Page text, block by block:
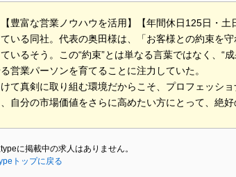
【豊富な営業ノウハウを活用】【年間休日125日・
いる同社。代表の奥田様は、「お客様との約束を
いるそう。この“約束”とは単なる言葉ではなく、“
営業パーソンを育てることに注力していた。
て真剣に取り組む環境だからこそ、プロフェッシ
自分の市場価値をさらに高めたい方にとって、絶好
に掲載中の求人はありません。
トップに戻る